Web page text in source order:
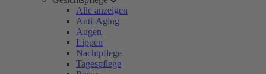
Alle anzeigen
Anti-Aging
Augen
Lippen
Nachtpflege
Tagespflege